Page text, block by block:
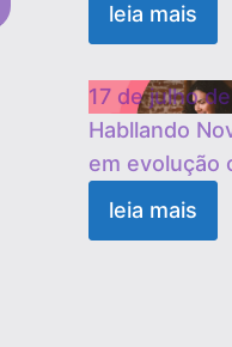
leia mais
17 de julho
Habllando
em evolução
leia mais